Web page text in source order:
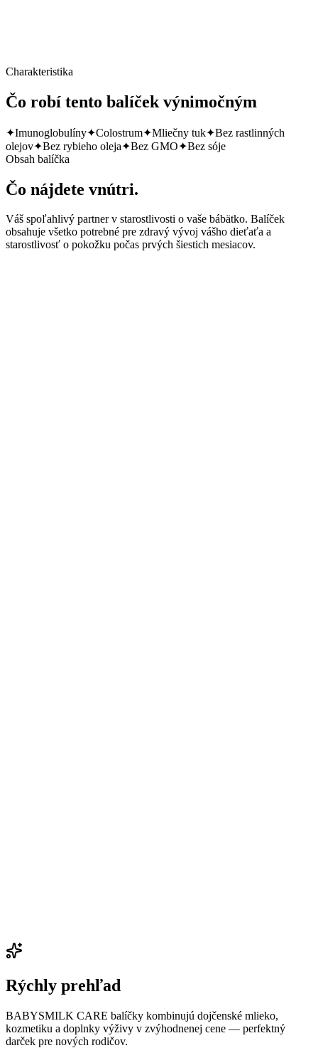
Charakteristika
Čo robí tento balíček výnimočným
✦Imunoglobulíny✦Colostrum✦Mliečny tuk✦Bez rastlinných
olejov✦Bez rybieho oleja✦Bez GMO✦Bez sóje
Obsah balíčka
Čo nájdete vnútri.
Váš spoľahlivý partner v starostlivosti o vaše bábätko. Balíček
obsahuje všetko potrebné pre zdravý vývoj vášho dieťaťa a
starostlivosť o pokožku počas prvých šiestich mesiacov.
Rýchly prehľad
BABYSMILK CARE balíčky kombinujú dojčenské mlieko,
kozmetiku a doplnky výživy v zvýhodnenej cene — perfektný
darček pre nových rodičov.